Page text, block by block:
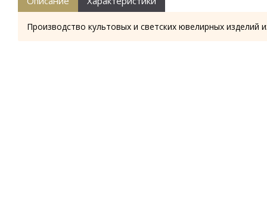
Производство культовых и светских ювелирных изделий